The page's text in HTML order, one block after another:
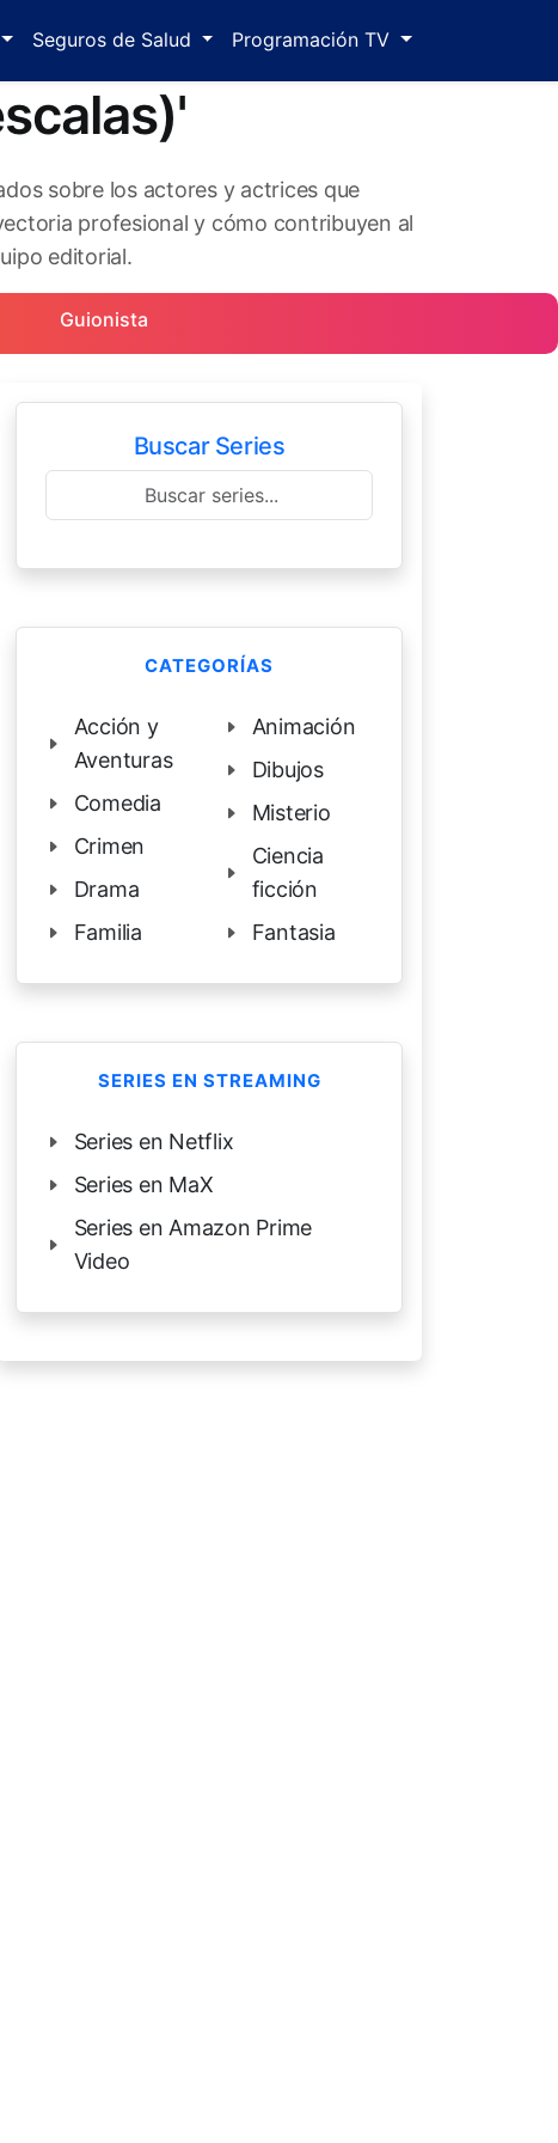
Seguros de Salud Programación TV
sobre los actores y actrices que
profesional y cómo contribuyen al
editorial.
Guionista
Buscar Series
CATEGORÍAS
Acción y
Aventuras
Comedia
Crimen
Drama
Familia
Animación
Dibujos
Misterio
Ciencia
ficción
Fantasia
SERIES EN STREAMING
Series en Netflix
Series en MaX
Series en Amazon Prime
Video